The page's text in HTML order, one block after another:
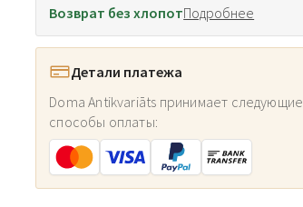
Возврат без хлопотПодробнее
Детали платежа
Doma Antikvariāts принимает следующие
способы оплаты: